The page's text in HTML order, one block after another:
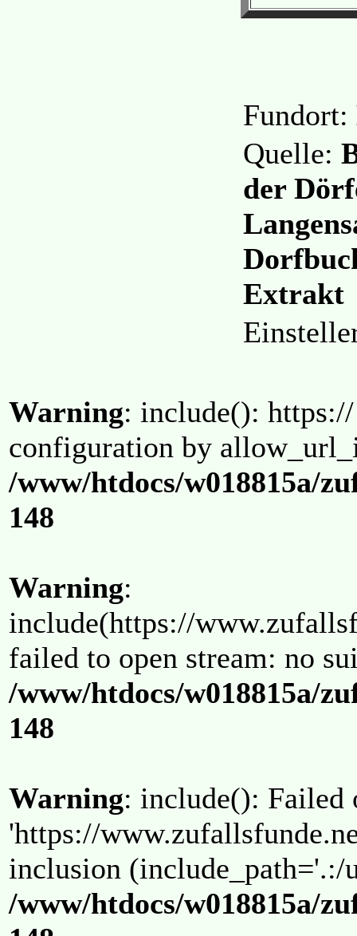
Fundort:
Quelle:
der
Extrakt
Warning: include():
configuration by
/www/htdocs/w018815a/
148
Warning:
include(https://
failed to open stream: no
/www/htdocs/w018815a/
148
Warning: include(): Failed
'https://
inclusion (include_path='.:/
/www/htdocs/w018815a/